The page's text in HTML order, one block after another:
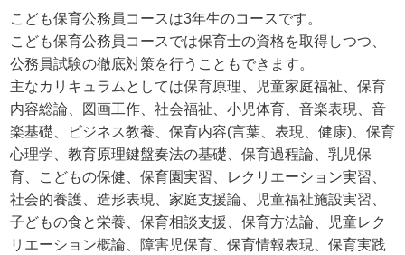
こども保育公務員コースは3年生のコースです。
こども保育公務員コースでは保育士の資格を取得しつつ、
公務員試験の徹底対策を行うこともできます。
主なカリキュラムとしては保育原理、児童家庭福祉、保育
内容総論、図画工作、社会福祉、小児体育、音楽表現、音
楽基礎、ビジネス教養、保育内容(言葉、表現、健康)、保育
心理学、教育原理鍵盤奏法の基礎、保育過程論、乳児保
育、こどもの保健、保育園実習、レクリエーション実習、
社会的養護、造形表現、家庭支援論、児童福祉施設実習、
子どもの食と栄養、保育相談支援、保育方法論、児童レク
リエーション概論、障害児保育、保育情報表現、保育実践